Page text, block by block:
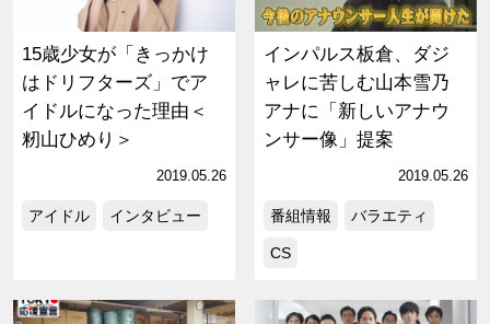
15歳少女が「きっかけ
はドリフターズ」でア
イドルになった理由＜
籾山ひめり＞
2019.05.26
アイドル インタビュー
インパルス板倉、ダジ
ャレに苦しむ山本雪乃
アナに「新しいアナウ
ンサー像」提案
2019.05.26
番組情報 バラエティ
CS